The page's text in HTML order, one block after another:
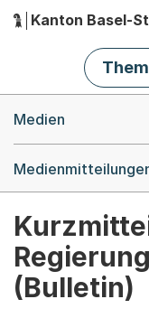
Hauptnavigation
Kanton Basel-
Medien
(Bulletin)